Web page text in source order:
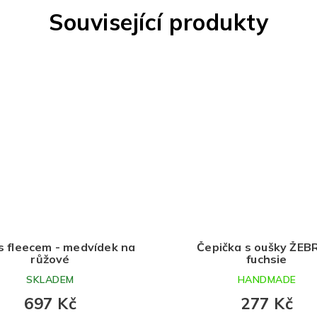
Související produkty
fleecem - medvídek na
růžové
697 Kč
SKLADEM
Čepička s oušky
fuchsie
277 Kč
HANDMADE